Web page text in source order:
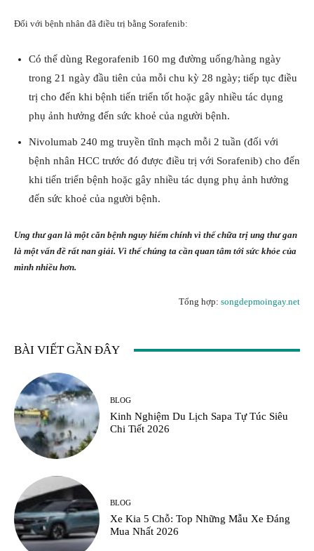
Đối với bệnh nhân đã điều trị bằng Sorafenib:
Có thể dùng Regorafenib 160 mg đường uống/hàng ngày
trong 21 ngày đầu tiên của mỗi chu kỳ 28 ngày; tiếp tục điều
trị cho đến khi bệnh tiến triển tốt hoặc gây nhiều tác dụng
phụ ảnh hưởng đến sức khoẻ của người bệnh.
Nivolumab 240 mg truyền tĩnh mạch mỗi 2 tuần (đối với
bệnh nhân HCC trước đó được điều trị với Sorafenib) cho đến
khi tiến triển bệnh hoặc gây nhiều tác dụng phụ ảnh hưởng
đến sức khoẻ của người bệnh.
Ung thư gan là một căn bệnh nguy hiểm chính vì thế chữa trị ung thư gan
là một vấn đề rất nan giải. Vì thế chúng ta cần quan tâm tới sức khỏe của
mình nhiều hơn.
Tổng hợp: songdepmoingay.net
BÀI VIẾT GẦN ĐÂY
BLOG
Kinh Nghiệm Du Lịch Sapa Tự Túc Siêu
Chi Tiết 2026
BLOG
Xe Kia 5 Chỗ: Top Những Mẫu Xe Đáng
Mua Nhất 2026